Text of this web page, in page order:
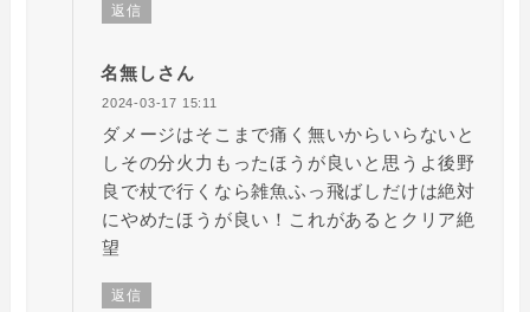
返信
名無しさん
2024-03-17 15:11
ダメージはそこまで痛く無いからいらないと
しその分火力もったほうが良いと思うよ後野
良で杖で行くなら雑魚ふっ飛ばしだけは絶対
にやめたほうが良い！これがあるとクリア絶
望
返信